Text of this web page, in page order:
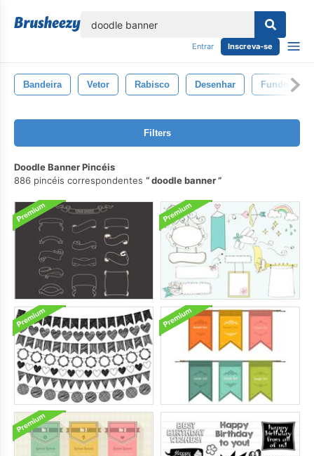
Entrar Inscreva-se
Bandeira Vetor Rabisco Desenhar Fundo
Filters
Doodle Banner Pincéis
886 pincéis correspondentes
doodle banner